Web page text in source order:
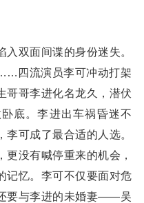
双面间谍的身份迷失。
四流演员李可冲动打架
哥哥李进化名龙久，潜伏
底。李进出车祸昏迷不
可成了最合适的人选。
没有喊停重来的机会，
记忆。李可不仅要面对危
要与李进的未婚妻——吴